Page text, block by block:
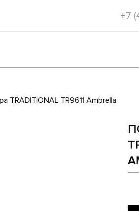
+7
TRADITIONAL TR9611 Ambrella